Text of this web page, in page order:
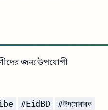
জন্য উপযোগী
#EidBD
#ঈদমোবারক